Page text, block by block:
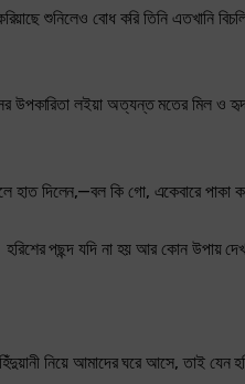
শুনিলেও বোধ করি তিনি এতখানি
উপকারিতা লইয়া অত্যন্ত মতের মিল ও
হাত দিলেন,—বল কি গো, একেবারে
পছন্দ যদি না হয় আর কোন উপায়
নিয়ে আমাদের ঘরে আসে, তাই যেন